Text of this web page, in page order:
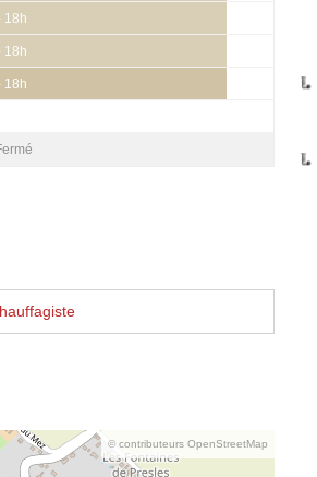
18h
18h
18h
© contributeurs OpenStreetMap